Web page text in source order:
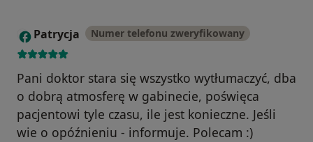
P Patrycja Numer telefonu zweryfikowany
Pani doktor stara się wszystko wytłumaczyć, dba
o dobrą atmosferę w gabinecie, poświęca
pacjentowi tyle czasu, ile jest konieczne. Jeśli
wie o opóźnieniu - informuje. Polecam :)